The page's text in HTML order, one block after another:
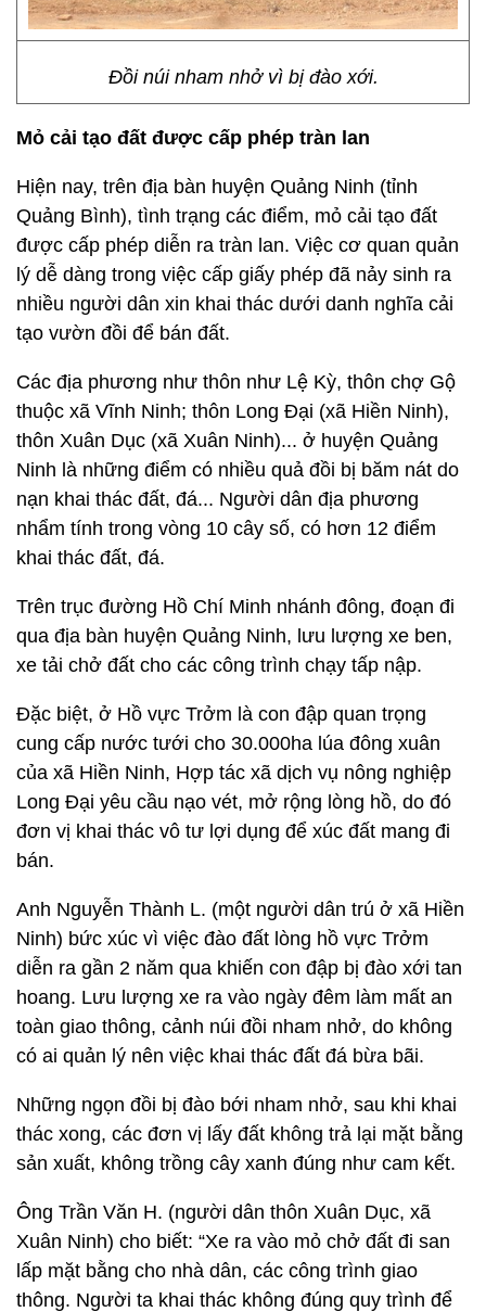
Đồi núi nham nhở vì bị đào xới.
Mỏ cải tạo đất được cấp phép tràn lan
Hiện nay, trên địa bàn huyện Quảng Ninh (tỉnh
Quảng Bình), tình trạng các điểm, mỏ cải tạo đất
được cấp phép diễn ra tràn lan. Việc cơ quan quản
lý dễ dàng trong việc cấp giấy phép đã nảy sinh ra
nhiều người dân xin khai thác dưới danh nghĩa cải
tạo vườn đồi để bán đất.
Các địa phương như thôn như Lệ Kỳ, thôn chợ Gộ
thuộc xã Vĩnh Ninh; thôn Long Đại (xã Hiền Ninh),
thôn Xuân Dục (xã Xuân Ninh)... ở huyện Quảng
Ninh là những điểm có nhiều quả đồi bị băm nát do
nạn khai thác đất, đá... Người dân địa phương
nhẩm tính trong vòng 10 cây số, có hơn 12 điểm
khai thác đất, đá.
Trên trục đường Hồ Chí Minh nhánh đông, đoạn đi
qua địa bàn huyện Quảng Ninh, lưu lượng xe ben,
xe tải chở đất cho các công trình chạy tấp nập.
Đặc biệt, ở Hồ vực Trởm là con đập quan trọng
cung cấp nước tưới cho 30.000ha lúa đông xuân
của xã Hiền Ninh, Hợp tác xã dịch vụ nông nghiệp
Long Đại yêu cầu nạo vét, mở rộng lòng hồ, do đó
đơn vị khai thác vô tư lợi dụng để xúc đất mang đi
bán.
Anh Nguyễn Thành L. (một người dân trú ở xã Hiền
Ninh) bức xúc vì việc đào đất lòng hồ vực Trởm
diễn ra gần 2 năm qua khiến con đập bị đào xới tan
hoang. Lưu lượng xe ra vào ngày đêm làm mất an
toàn giao thông, cảnh núi đồi nham nhở, do không
có ai quản lý nên việc khai thác đất đá bừa bãi.
Những ngọn đồi bị đào bới nham nhở, sau khi khai
thác xong, các đơn vị lấy đất không trả lại mặt bằng
sản xuất, không trồng cây xanh đúng như cam kết.
Ông Trần Văn H. (người dân thôn Xuân Dục, xã
Xuân Ninh) cho biết: “Xe ra vào mỏ chở đất đi san
lấp mặt bằng cho nhà dân, các công trình giao
thông. Người ta khai thác không đúng quy trình để